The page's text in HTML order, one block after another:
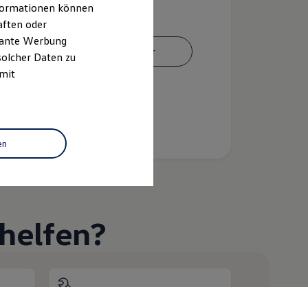
Ansprechpartner
können
oder
Werbung
Daten zu